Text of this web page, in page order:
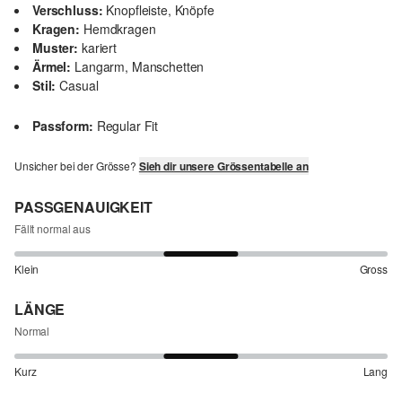
Verschluss: Knopfleiste, Knöpfe
Kragen: Hemdkragen
Muster: kariert
Ärmel: Langarm, Manschetten
Stil: Casual
Passform: Regular Fit
Unsicher bei der Grösse? Sieh dir unsere Grössentabelle an
PASSGENAUIGKEIT
Fällt normal aus
Klein Gross
LÄNGE
Normal
Kurz Lang